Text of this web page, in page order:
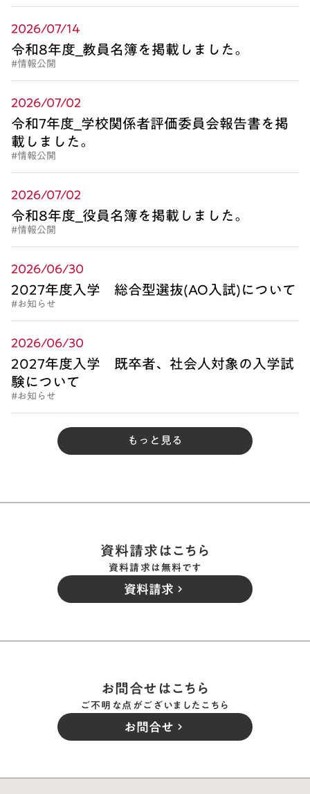
2026/07/14
令和8年度_教員名簿を掲載しました。
#情報公開
2026/07/02
令和7年度_学校関係者評価委員会報告書を掲
載しました。
#情報公開
2026/07/02
令和8年度_役員名簿を掲載しました。
#情報公開
2026/06/30
2027年度入学 総合型選抜(AO入試)について
#お知らせ
2026/06/30
2027年度入学 既卒者、社会人対象の入学試
験について
#お知らせ
もっと見る
資料請求はこちら
資料請求は無料です
資料請求 keyboard_arrow_right
お問合せはこちら
ご不明な点がございましたこちら
お問合せ keyboard_arrow_right